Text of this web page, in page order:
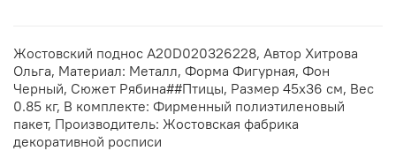
Жостовский поднос A20D020326228, Автор Хитрова
Ольга, Материал: Металл, Форма Фигурная, Фон
Черный, Сюжет Рябина##Птицы, Размер 45х36 см, Вес
0.85 кг, В комплекте: Фирменный полиэтиленовый
пакет, Производитель: Жостовская фабрика
декоративной росписи